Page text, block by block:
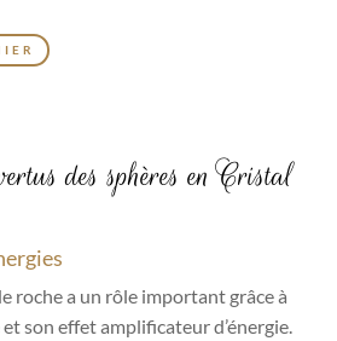
des sphères en Cristal
roche a un rôle important grâce à
son effet amplificateur d’énergie.